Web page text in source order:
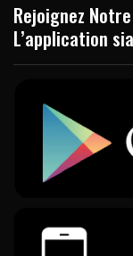
Rejoignez
L’application